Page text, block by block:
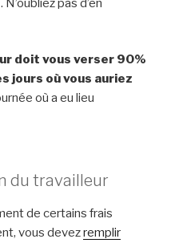
pas d’en
doit vous verser 90%
jours où vous auriez
où a eu lieu
du travailleur
de certains frais
vous devezremplir